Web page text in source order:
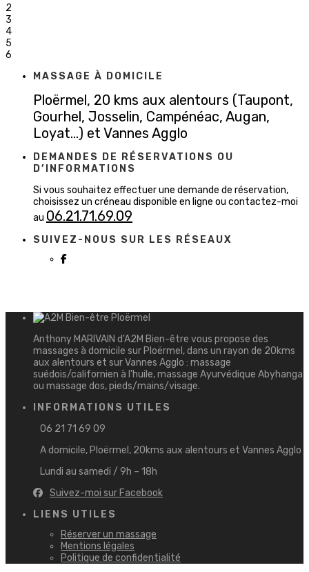
2
3
4
5
6
MASSAGE À DOMICILE
Ploërmel, 20 kms aux alentours (Taupont,
Gourhel, Josselin, Campénéac, Augan,
Loyat...) et Vannes Agglo
DEMANDES DE RÉSERVATIONS OU
D’INFORMATIONS
Si vous souhaitez effectuer une demande de réservation,
choisissez un créneau disponible en ligne ou contactez-moi
au 06.21.71.69.09
SUIVEZ-NOUS SUR LES RÉSEAUX
Anthony MARIVAIN d'A2M Bien-être vous propose des
massages à domicile sur Ploërmel, dans un rayon de 20kms
aux alentours et sur Vannes Agglo : massage
suédois/californien à l'huile, massage Ayurvédique Abyhanga
ou massage dos, pieds/mains/visage.
INFORMATIONS UTILES
06 21 71 69 09
A domicile, Ploërmel, 20kms aux alentours et Vannes Agglo
Lundi au samedi / 9h – 18h
Suivez-moi sur Facebook
LIENS UTILES
Réserver un massage
Mentions légales
Politique de confidentialité